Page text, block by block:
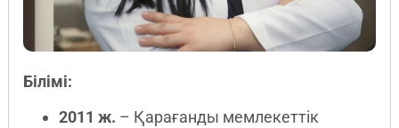
Білімі:
2011 ж. – Қарағанды мемлекеттік